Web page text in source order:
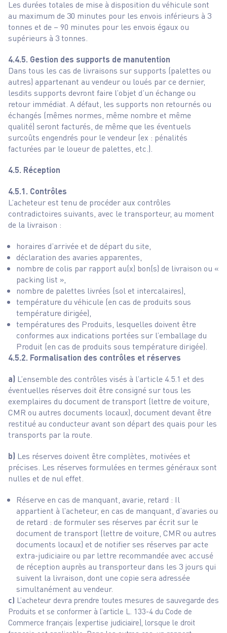
Les durées totales de mise à disposition du véhicule sont
au maximum de 30 minutes pour les envois inférieurs à 3
tonnes et de – 90 minutes pour les envois égaux ou
supérieurs à 3 tonnes.
4.4.5. Gestion des supports de manutention
Dans tous les cas de livraisons sur supports (palettes ou
autres) appartenant au vendeur ou loués par ce dernier,
lesdits supports devront faire l’objet d’un échange ou
retour immédiat. A défaut, les supports non retournés ou
échangés (mêmes normes, même nombre et même
qualité) seront facturés, de même que les éventuels
surcoûts engendrés pour le vendeur (ex : pénalités
facturées par le loueur de palettes, etc.).
4.5. Réception
4.5.1. Contrôles
L’acheteur est tenu de procéder aux contrôles
contradictoires suivants, avec le transporteur, au moment
de la livraison :
horaires d’arrivée et de départ du site,
déclaration des avaries apparentes,
nombre de colis par rapport au(x) bon(s) de livraison ou «
packing list »,
nombre de palettes livrées (sol et intercalaires),
température du véhicule (en cas de produits sous
température dirigée),
températures des Produits, lesquelles doivent être
conformes aux indications portées sur l’emballage du
Produit (en cas de produits sous température dirigée).
4.5.2. Formalisation des contrôles et réserves
a) L’ensemble des contrôles visés à l’article 4.5.1 et des
éventuelles réserves doit être consigné sur tous les
exemplaires du document de transport (lettre de voiture,
CMR ou autres documents locaux), document devant être
restitué au conducteur avant son départ des quais pour les
transports par la route.
b) Les réserves doivent être complètes, motivées et
précises. Les réserves formulées en termes généraux sont
nulles et de nul effet.
Réserve en cas de manquant, avarie, retard : Il
appartient à l’acheteur, en cas de manquant, d’avaries ou
de retard : de formuler ses réserves par écrit sur le
document de transport (lettre de voiture, CMR ou autres
documents locaux) et de notifier ses réserves par acte
extra-judiciaire ou par lettre recommandée avec accusé
de réception auprès au transporteur dans les 3 jours qui
suivent la livraison, dont une copie sera adressée
simultanément au vendeur.
c) L’acheteur devra prendre toutes mesures de sauvegarde des
Produits et se conformer à l’article L. 133-4 du Code de
Commerce français (expertise judiciaire), lorsque le droit